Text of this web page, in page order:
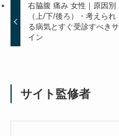
右脇腹 痛み 女性｜原因別
（上/下/後ろ）・考えられ
る病気とすぐ受診すべきサ
イン
サイト監修者